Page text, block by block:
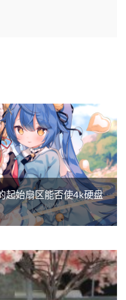
起始扇区能否使4k硬盘